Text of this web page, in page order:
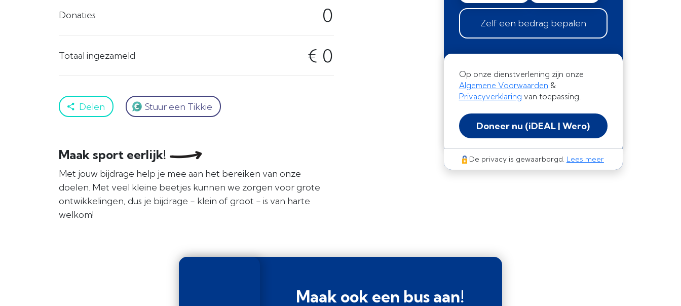
Donaties 0
Totaal ingezameld € 0
Delen Stuur een Tikkie
Maak sport eerlijk!
Met jouw bijdrage help je mee aan het bereiken van onze
doelen. Met veel kleine beetjes kunnen we zorgen voor grote
ontwikkelingen, dus je bijdrage - klein of groot - is van harte
welkom!
Zelf een bedrag bepalen
Op onze dienstverlening zijn onze
Algemene Voorwaarden &
Privacyverklaring van toepassing.
Doneer nu (iDEAL | Wero)
De privacy is gewaarborgd. Lees meer
Maak ook een bus aan!